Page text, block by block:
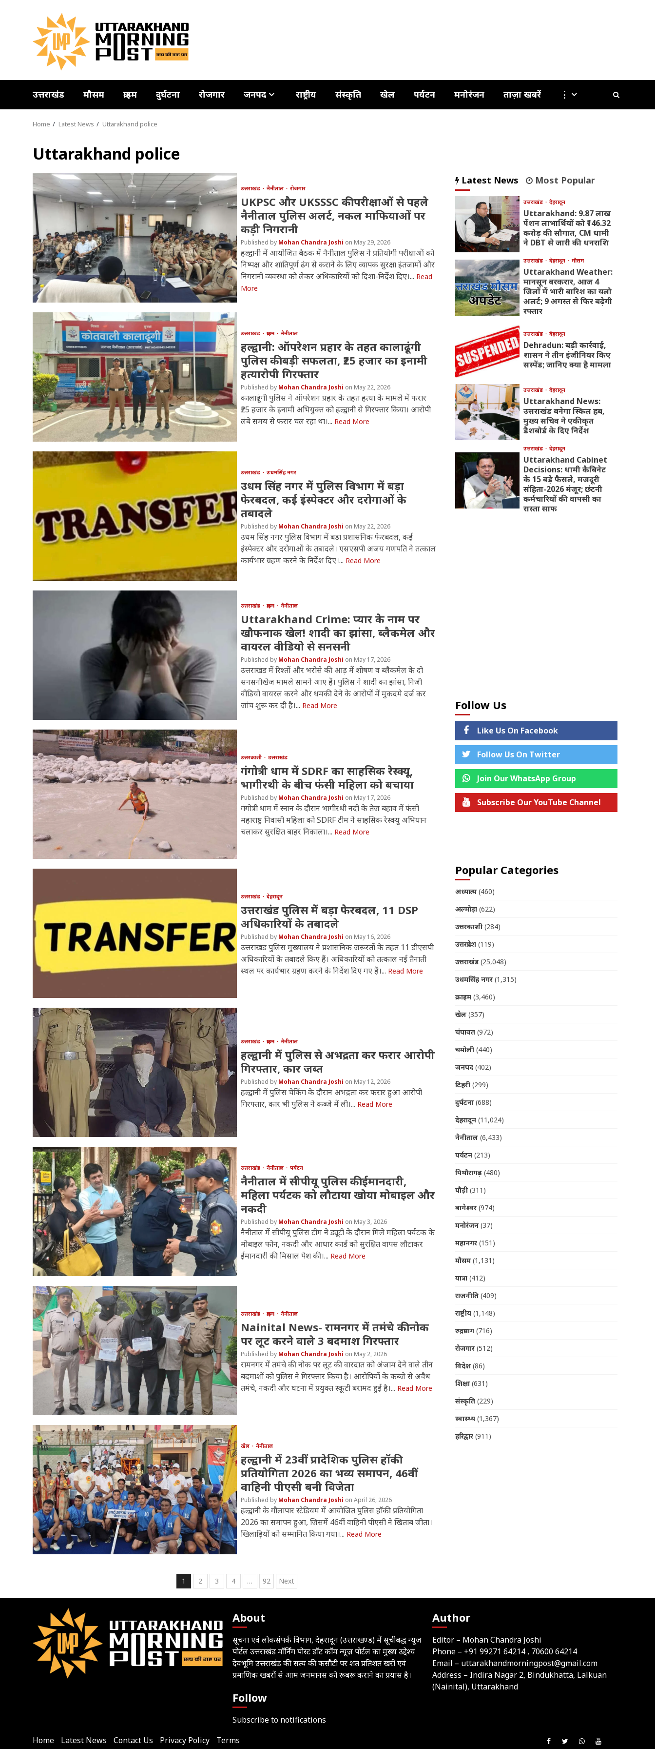
उत्तराखंड मौसम क्राइम दुर्घटना रोजगार जनपद राष्ट्रीय संस्कृति खेल पर्यटन मनोरंजन ताज़ा खबरें ⋮
Home Latest News Uttarakhand police
Uttarakhand police
उत्तराखंड नैनीताल रोजगार
UKPSC और UKSSSC की परीक्षाओं से पहले
नैनीताल पुलिस अलर्ट, नकल माफियाओं पर
कड़ी निगरानी
Mohan Chandra Joshi May 29, 2026
हल्द्वानी में आयोजित बैठक में नैनीताल पुलिस ने प्रतियोगी परीक्षाओं को
निष्पक्ष और शांतिपूर्ण ढंग से कराने के लिए व्यापक सुरक्षा इंतजामों और
निगरानी व्यवस्था को लेकर अधिकारियों को दिशा-निर्देश दिए।... Read
More
उत्तराखंड क्राइम नैनीताल
हल्द्वानी: ऑपरेशन प्रहार के तहत कालाढूंगी
पुलिस की बड़ी सफलता, ₹25 हजार का इनामी
हत्यारोपी गिरफ्तार
Mohan Chandra Joshi May 22, 2026
कालाढूंगी पुलिस ने ऑपरेशन प्रहार के तहत हत्या के मामले में फरार
₹25 हजार के इनामी अभियुक्त को हल्द्वानी से गिरफ्तार किया। आरोपी
लंबे समय से फरार चल रहा था।... Read More
उत्तराखंड उधमसिंह नगर
उधम सिंह नगर में पुलिस विभाग में बड़ा
फेरबदल, कई इंस्पेक्टर और दरोगाओं के
तबादले
Mohan Chandra Joshi May 22, 2026
उधम सिंह नगर पुलिस विभाग में बड़ा प्रशासनिक फेरबदल, कई
इंस्पेक्टर और दरोगाओं के तबादले। एसएसपी अजय गणपति ने तत्काल
कार्यभार ग्रहण करने के निर्देश दिए।... Read More
उत्तराखंड क्राइम नैनीताल
Uttarakhand Crime: प्यार के नाम पर
खौफनाक खेल! शादी का झांसा, ब्लैकमेल और
वायरल वीडियो से सनसनी
Mohan Chandra Joshi May 17, 2026
उत्तराखंड में रिश्तों और भरोसे की आड़ में शोषण व ब्लैकमेल के दो
सनसनीखेज मामले सामने आए हैं। पुलिस ने शादी का झांसा, निजी
वीडियो वायरल करने और धमकी देने के आरोपों में मुकदमे दर्ज कर
जांच शुरू कर दी है।... Read More
उत्तरकाशी उत्तराखंड
गंगोत्री धाम में SDRF का साहसिक रेस्क्यू,
भागीरथी के बीच फंसी महिला को बचाया
Mohan Chandra Joshi May 17, 2026
गंगोत्री धाम में स्नान के दौरान भागीरथी नदी के तेज बहाव में फंसी
महाराष्ट्र निवासी महिला को SDRF टीम ने साहसिक रेस्क्यू अभियान
चलाकर सुरक्षित बाहर निकाला।... Read More
उत्तराखंड देहरादून
उत्तराखंड पुलिस में बड़ा फेरबदल, 11 DSP
अधिकारियों के तबादले
Mohan Chandra Joshi May 16, 2026
उत्तराखंड पुलिस मुख्यालय ने प्रशासनिक जरूरतों के तहत 11 डीएसपी
अधिकारियों के तबादले किए हैं। अधिकारियों को तत्काल नई तैनाती
स्थल पर कार्यभार ग्रहण करने के निर्देश दिए गए हैं।... Read More
उत्तराखंड क्राइम नैनीताल
हल्द्वानी में पुलिस से अभद्रता कर फरार आरोपी
गिरफ्तार, कार जब्त
Mohan Chandra Joshi May 12, 2026
हल्द्वानी में पुलिस चेकिंग के दौरान अभद्रता कर फरार हुआ आरोपी
गिरफ्तार, कार भी पुलिस ने कब्जे में ली।... Read More
उत्तराखंड नैनीताल पर्यटन
नैनीताल में सीपीयू पुलिस की ईमानदारी,
महिला पर्यटक को लौटाया खोया मोबाइल और
नकदी
Mohan Chandra Joshi May 3, 2026
नैनीताल में सीपीयू पुलिस टीम ने ड्यूटी के दौरान मिले महिला पर्यटक के
मोबाइल फोन, नकदी और आधार कार्ड को सुरक्षित वापस लौटाकर
ईमानदारी की मिसाल पेश की।... Read More
उत्तराखंड क्राइम नैनीताल
Nainital News- रामनगर में तमंचे की नोक
पर लूट करने वाले 3 बदमाश गिरफ्तार
Mohan Chandra Joshi May 2, 2026
रामनगर में तमंचे की नोक पर लूट की वारदात को अंजाम देने वाले तीन
बदमाशों को पुलिस ने गिरफ्तार किया है। आरोपियों के कब्जे से अवैध
तमंचे, नकदी और घटना में प्रयुक्त स्कूटी बरामद हुई है।... Read More
खेल नैनीताल
हल्द्वानी में 23वीं प्रादेशिक पुलिस हॉकी
प्रतियोगिता 2026 का भव्य समापन, 46वीं
वाहिनी पीएसी बनी विजेता
Mohan Chandra Joshi April 26, 2026
हल्द्वानी के गौलापार स्टेडियम में आयोजित पुलिस हॉकी प्रतियोगिता
2026 का समापन हुआ, जिसमें 46वीं वाहिनी पीएसी ने खिताब जीता।
खिलाड़ियों को सम्मानित किया गया।... Read More
Posts
pagination
1 2 3 4 … 92 Next
Latest News Most Popular
उत्तराखंड देहरादून
Uttarakhand: 9.87 लाख
पेंशन लाभार्थियों को ₹146.32
करोड़ की सौगात, CM धामी
ने DBT से जारी की धनराशि
उत्तराखंड देहरादून मौसम
Uttarakhand Weather:
मानसून बरकरार, आज 4
जिलों में भारी बारिश का यलो
अलर्ट; 9 अगस्त से फिर बढ़ेगी
रफ्तार
उत्तराखंड देहरादून
Dehradun: बड़ी कार्रवाई,
शासन ने तीन इंजीनियर किए
सस्पेंड; जानिए क्या है मामला
उत्तराखंड देहरादून
Uttarakhand News:
उत्तराखंड बनेगा स्किल हब,
मुख्य सचिव ने एकीकृत
डैशबोर्ड के दिए निर्देश
उत्तराखंड देहरादून
Uttarakhand Cabinet
Decisions: धामी कैबिनेट
के 15 बड़े फैसले, मजदूरी
संहिता-2026 मंजूर; छंटनी
कर्मचारियों की वापसी का
रास्ता साफ
Follow Us
Like Us On Facebook
Follow Us On Twitter
Join Our WhatsApp Group
Subscribe Our YouTube Channel
Popular Categories
अध्यात्म(460)
अल्मोड़ा(622)
उत्तरकाशी(284)
उत्तरप्रदेश(119)
उत्तराखंड(25,048)
उधमसिंह नगर(1,315)
क्राइम(3,460)
खेल(357)
चंपावत(972)
चमोली(440)
जनपद(402)
टिहरी(299)
दुर्घटना(688)
देहरादून(11,024)
नैनीताल(6,433)
पर्यटन(213)
पिथौरागढ़(480)
पौड़ी(311)
बागेश्वर(974)
मनोरंजन(37)
महानगर(151)
मौसम(1,131)
यात्रा(412)
राजनीति(409)
राष्ट्रीय(1,148)
रुद्रप्रयाग(716)
रोजगार(512)
विदेश(86)
शिक्षा(631)
संस्कृति(229)
स्वास्थ्य(1,367)
हरिद्वार(911)
About
सूचना एवं लोकसंपर्क विभाग, देहरादून (उत्तराखण्ड) में सूचीबद्ध न्यूज़
पोर्टल उत्तराखंड मॉर्निंग पोस्ट डॉट कॉम न्यूज़ पोर्टल का मुख्य उद्देश्य
देवभूमि उत्तराखंड की सत्य की कसौटी पर शत प्रतिशत खरी एवं
प्रमाणिक खबरों से आम जनमानस को रूबरू कराने का प्रयास है।
Follow
Subscribe to notifications
Author
Editor – Mohan Chandra Joshi
Phone – +91 99271 64214, 70600 64214
Email – uttarakhandmorningpost@gmail.com
Address – Indira Nagar 2, Bindukhatta, Lalkuan
(Nainital), Uttarakhand
Home Latest News Contact Us Privacy Policy Terms LikeFollow
Join Subscribe